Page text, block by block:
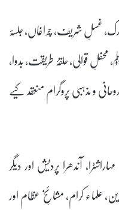
غسلِ شریف، چراغاں، جلسۂ
حلقۂ طریقت، بدوا،
و مذہبی پروگرام منعقد کیے
آندھرا پردیش اور دیگر
علماء کرام، مشائخِ عظام اور